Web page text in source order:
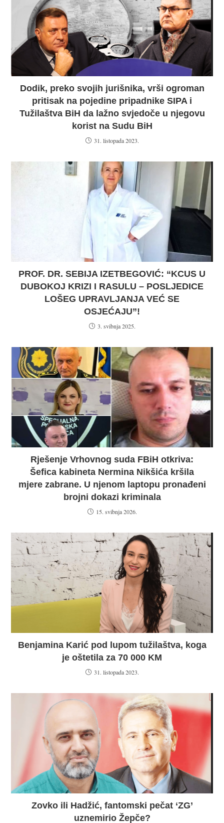
Dodik, preko svojih jurišnika, vrši ogroman
pritisak na pojedine pripadnike SIPA i
Tužilaštva BiH da lažno svjedoče u njegovu
korist na Sudu BiH
31. listopada 2023.
PROF. DR. SEBIJA IZETBEGOVIĆ: “KCUS U
DUBOKOJ KRIZI I RASULU – POSLJEDICE
LOŠEG UPRAVLJANJA VEĆ SE
OSJEĆAJU”!
3. svibnja 2025.
Rješenje Vrhovnog suda FBiH otkriva:
Šefica kabineta Nermina Nikšića kršila
mjere zabrane. U njenom laptopu pronađeni
brojni dokazi kriminala
15. svibnja 2026.
Benjamina Karić pod lupom tužilaštva, koga
je oštetila za 70 000 KM
31. listopada 2023.
Zovko ili Hadžić, fantomski pečat ‘ZG’
uznemirio Žepče?